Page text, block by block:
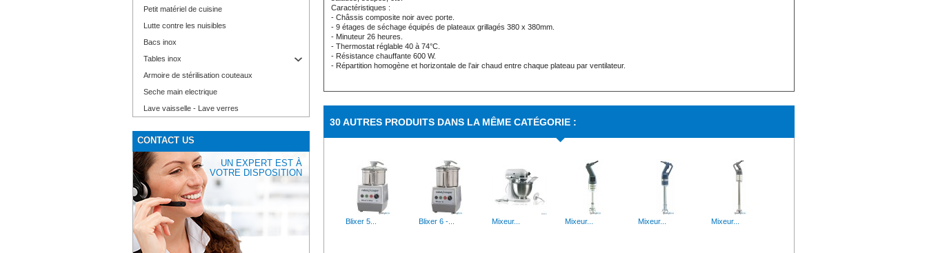
Petit matériel de cuisine
Lutte contre les nuisibles
Bacs inox
Tables inox
Armoire de stérilisation couteaux
Seche main electrique
Lave vaisselle - Lave verres
CONTACT US
UN EXPERT EST À
VOTRE DISPOSITION
Caractéristiques :
- Châssis composite noir avec porte.
- 9 étages de séchage équipés de plateaux grillagés 380 x 380mm.
- Minuteur 26 heures.
- Thermostat réglable 40 à 74°C.
- Résistance chauffante 600 W.
- Répartition homogène et horizontale de l’air chaud entre chaque plateau par ventilateur.
30 AUTRES PRODUITS DANS LA MÊME CATÉGORIE :
Blixer 5... Blixer 6 -... Mixeur... Mixeur... Mixeur... Mixeur...